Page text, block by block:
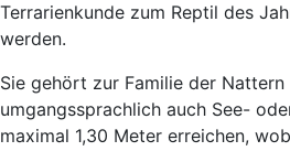
Terrarienkunde zum Reptil des
werden.
Sie gehört zur Familie der
umgangssprachlich auch See-
maximal 1,30 Meter erreichen,